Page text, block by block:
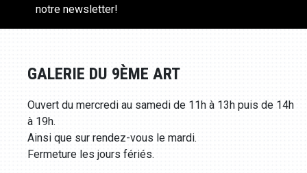
notre newsletter!
GALERIE DU 9ÈME ART
Ouvert du mercredi au samedi de 11h à 13h puis de 14h
à 19h.
Ainsi que sur rendez-vous le mardi.
Fermeture les jours fériés.